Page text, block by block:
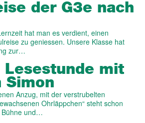
der G3e nach
hat man es verdient, einen
zu geniessen. Unsere Klasse hat
zur…
Lesestunde mit
Simon
Anzug, mit der verstrubelten
Ohrläppchen“ steht schon
Bühne und…